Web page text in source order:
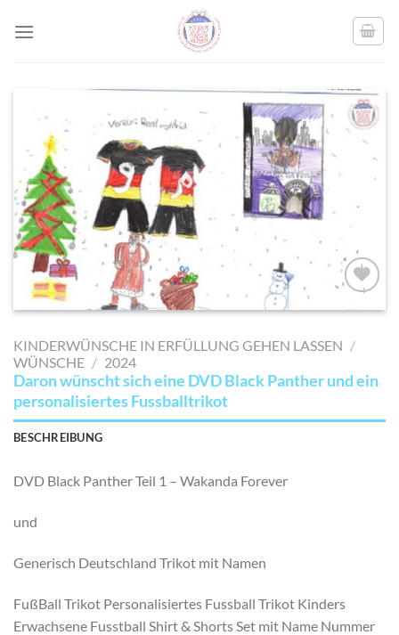
AUF MEINE
SETZEN
KINDERWÜNSCHE IN ERFÜLLUNG GEHEN LASSEN /
WÜNSCHE / 2024
Daron wünscht sich eine DVD Black Panther und ein
personalisiertes Fussballtrikot
BESCHREIBUNG
DVD Black Panther Teil 1 – Wakanda Forever
und
Generisch Deutschland Trikot mit Namen
FußBall Trikot Personalisiertes Fussball Trikot Kinders
Erwachsene Fusstball Shirt & Shorts Set mit Name Nummer